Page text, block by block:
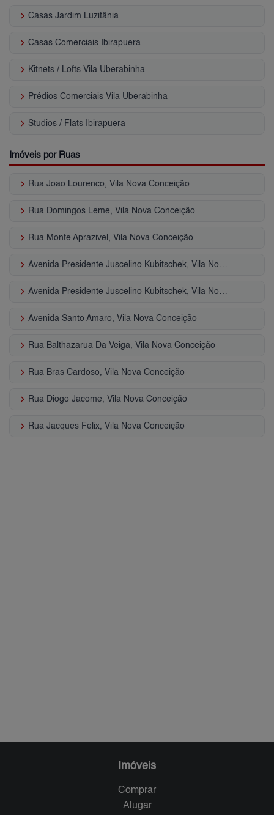
keyboard_arrow_right Casas Jardim Luzitânia
keyboard_arrow_right Casas Comerciais Ibirapuera
keyboard_arrow_right Kitnets / Lofts Vila Uberabinha
keyboard_arrow_right Prédios Comerciais Vila Uberabinha
keyboard_arrow_right Studios / Flats Ibirapuera
Imóveis por Ruas
keyboard_arrow_right Rua Joao Lourenco, Vila Nova Conceição
keyboard_arrow_right Rua Domingos Leme, Vila Nova Conceição
keyboard_arrow_right Rua Monte Aprazivel, Vila Nova Conceição
keyboard_arrow_right
keyboard_arrow_right
keyboard_arrow_right Avenida Santo Amaro, Vila Nova Conceição
keyboard_arrow_right Rua Balthazarua Da Veiga, Vila Nova Conceição
keyboard_arrow_right Rua Bras Cardoso, Vila Nova Conceição
keyboard_arrow_right Rua Diogo Jacome, Vila Nova Conceição
keyboard_arrow_right Rua Jacques Felix, Vila Nova Conceição
Imóveis
Comprar
Alugar